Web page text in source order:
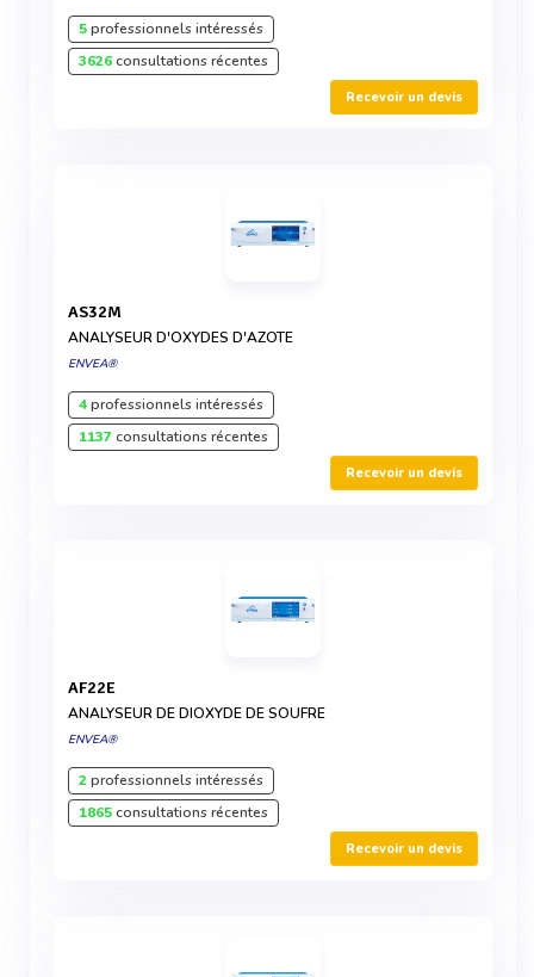
5professionnels intéressés
3626consultations récentes
Recevoir un devis
AS32M
ANALYSEUR D'OXYDES D'AZOTE
ENVEA®
4professionnels intéressés
1137consultations récentes
Recevoir un devis
AF22E
ANALYSEUR DE DIOXYDE DE SOUFRE
ENVEA®
2professionnels intéressés
1865consultations récentes
Recevoir un devis